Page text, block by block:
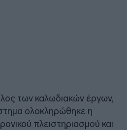
των καλωδιακών έργων,
ολοκληρώθηκε η
πλειστηριασμού και